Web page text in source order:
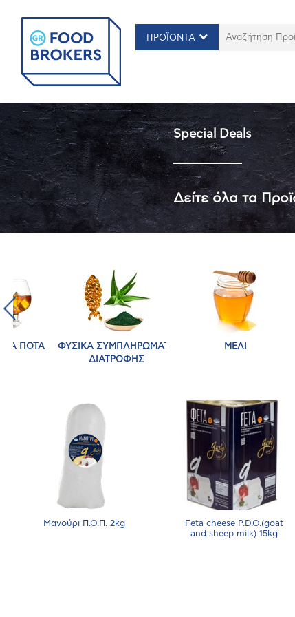
ΠΡΟΪΟΝΤΑ
Special Deals
Δείτε όλα τα
ΠΟΤΑ
ΦΥΣΙΚΑ ΣΥΜΠΛΗΡΩΜΑΤΑ
ΔΙΑΤΡΟΦΗΣ
ΜΕΛΙ
Μανούρι Π.Ο.Π. 2kg
Feta cheese P.D.O.(goat
and sheep milk) 15kg